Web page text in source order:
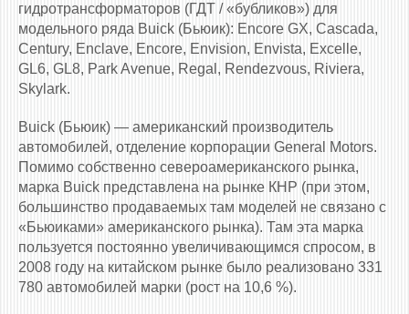
гидротрансформаторов (ГДТ / «бубликов») для
модельного ряда Buick (Бьюик): Encore GX, Cascada,
Century, Enclave, Encore, Envision, Envista, Excelle,
GL6, GL8, Park Avenue, Regal, Rendezvous, Riviera,
Skylark.
Buick (Бьюик) — американский производитель
автомобилей, отделение корпорации General Motors.
Помимо собственно североамериканского рынка,
марка Buick представлена на рынке КНР (при этом,
большинство продаваемых там моделей не связано с
«Бьюиками» американского рынка). Там эта марка
пользуется постоянно увеличивающимся спросом, в
2008 году на китайском рынке было реализовано 331
780 автомобилей марки (рост на 10,6 %).